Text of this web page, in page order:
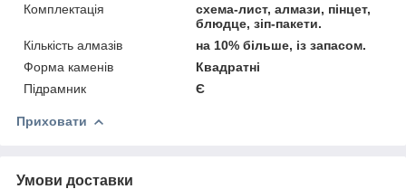
Комплектація
схема-лист, алмази, пінцет,
блюдце, зіп-пакети.
Кількість алмазів
на 10% більше, із запасом.
Форма каменів
Квадратні
Підрамник
Є
Приховати
Умови доставки